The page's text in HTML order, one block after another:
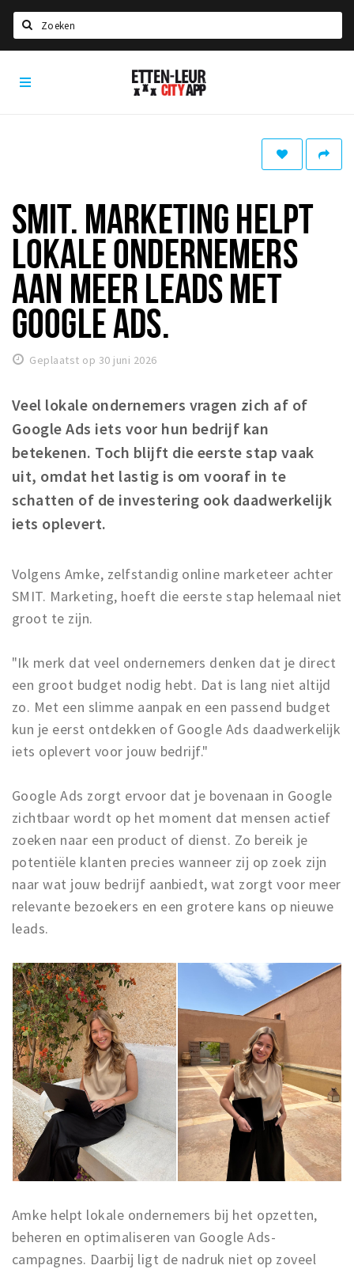
Home
Eten
Drinken
Slapen
Recreatief
Winkels
Parkeren
Bezienswaardigheden
Musea, theaters & podia
Uitjes & activiteiten
Toeristische routes
Baroniepoorten
Sport
Inloggen
Etten-
Leur
SMIT. MARKETING HELPT
LOKALE ONDERNEMERS
AAN MEER LEADS MET
GOOGLE ADS.
Geplaatst op 30 juni 2026
Veel lokale ondernemers vragen zich af of
Google Ads iets voor hun bedrijf kan
betekenen. Toch blijft die eerste stap vaak
uit, omdat het lastig is om vooraf in te
schatten of de investering ook daadwerkelijk
iets oplevert.
Volgens Amke, zelfstandig online marketeer achter
SMIT. Marketing, hoeft die eerste stap helemaal niet
groot te zijn.
"Ik merk dat veel ondernemers denken dat je direct
een groot budget nodig hebt. Dat is lang niet altijd
zo. Met een slimme aanpak en een passend budget
kun je eerst ontdekken of Google Ads daadwerkelijk
iets oplevert voor jouw bedrijf."
Google Ads zorgt ervoor dat je bovenaan in Google
zichtbaar wordt op het moment dat mensen actief
zoeken naar een product of dienst. Zo bereik je
potentiële klanten precies wanneer zij op zoek zijn
naar wat jouw bedrijf aanbiedt, wat zorgt voor meer
relevante bezoekers en een grotere kans op nieuwe
leads.
Amke helpt lokale ondernemers bij het opzetten,
beheren en optimaliseren van Google Ads-
campagnes. Daarbij ligt de nadruk niet op zoveel